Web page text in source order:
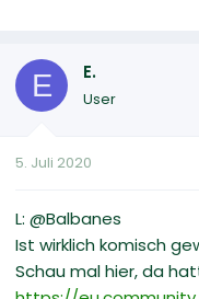
E E.
User
5. Juli 2020
L: @Balbanes
Ist wirklich komisch
Schau mal hier, da